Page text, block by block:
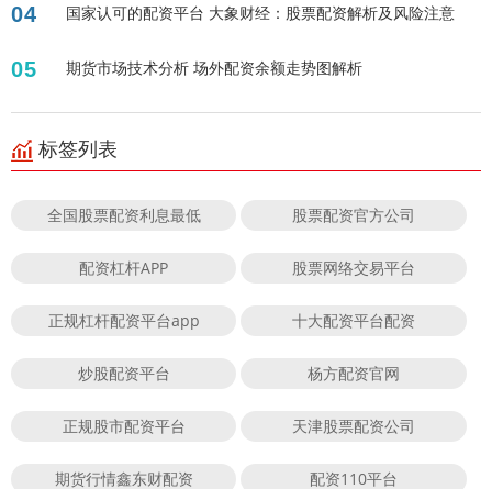
04 国家认可的配资平台 大象财经：股票配资解析及风险注意
05 期货市场技术分析 场外配资余额走势图解析
标签列表
全国股票配资利息最低 股票配资官方公司
配资杠杆APP 股票网络交易平台
正规杠杆配资平台app 十大配资平台配资
炒股配资平台 杨方配资官网
正规股市配资平台 天津股票配资公司
期货行情鑫东财配资 配资110平台